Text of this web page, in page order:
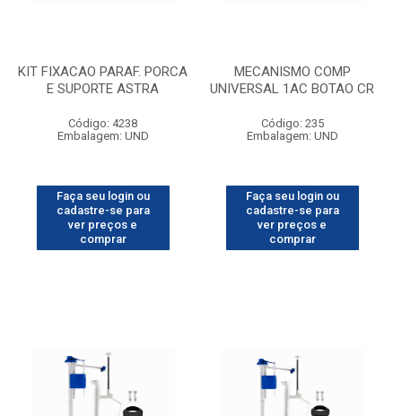
KIT FIXACAO PARAF. PORCA
E SUPORTE ASTRA
Código: 4238
Embalagem: UND
Faça seu login ou
cadastre-se para
ver preços e
comprar
MECANISMO COMP
UNIVERSAL 1AC BOTAO CR
Código: 235
Embalagem: UND
Faça seu login ou
cadastre-se para
ver preços e
comprar